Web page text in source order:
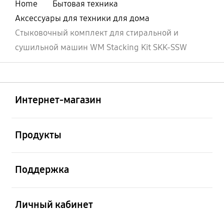
Home
Бытовая техника
Аксессуары для техники для дома
Стыковочный комплект для стиральной и
сушильной машин WM Stacking Kit SKK-SSW
Интернет-магазин
Продукты
Поддержка
Личный кабинет